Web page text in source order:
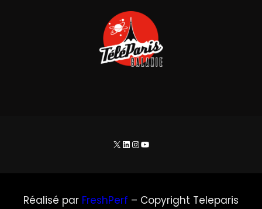
X LinkedIn
Instagram
YouTube
Réalisé par FreshPerf – Copyright Teleparis